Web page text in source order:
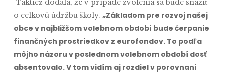
Taktiež dodala, že v prípade zvolenia sa bude snažiť
o celkovú údržbu školy. „Základom pre rozvoj našej
obce v najbližšom volebnom období bude čerpanie
finančných prostriedkov z eurofondov. To podľa
môjho názoru v poslednom volebnom období dosť
absentovalo. V tom vidím aj rozdiel v porovnaní